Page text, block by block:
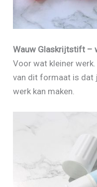
Wauw Glaskrijtstift –
Voor wat kleiner
van dit formaat is dat
werk kan maken.